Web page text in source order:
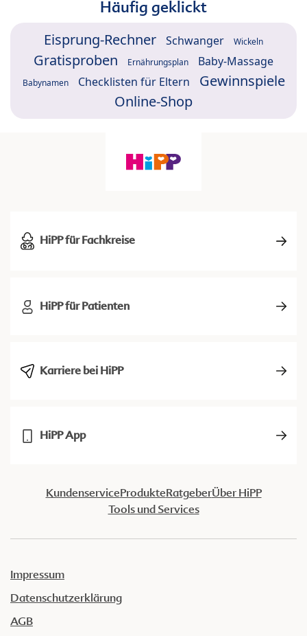
Häufig geklickt
Eisprung-Rechner Schwanger Wickeln
Gratisproben Ernährungsplan Baby-Massage
Babynamen Checklisten für Eltern
Gewinnspiele
Online-Shop
HiPP für Fachkreise
HiPP für Patienten
Karriere bei HiPP
HiPP App
KundenserviceProdukteRatgeberÜber HiPP
Tools und Services
Impressum
Datenschutzerklärung
AGB